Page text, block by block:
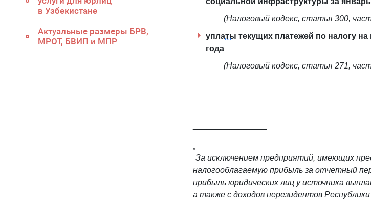
в Узбекистане
Актуальные размеры БРВ,
МРОТ, БВИП и МПР
(Налоговый кодекс, статья 300,
уплаты текущих платежей по налогу
года
***
(Налоговый кодекс, статья 271,
*
За исключением предприятий, имеющих
налогооблагаемую прибыль за отчетный
прибыль юридических лиц у источника
а также с доходов нерезидентов